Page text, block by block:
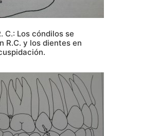
C.: Los cóndilos se
R.C. y los dientes en